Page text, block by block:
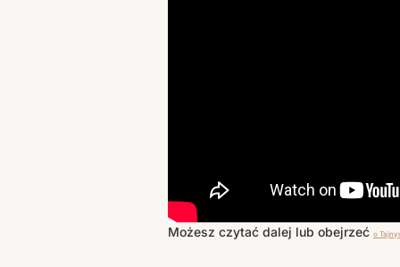
Możesz czytać dalej lub obejrzećo